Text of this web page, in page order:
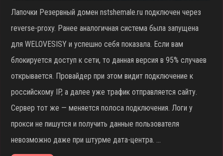
Лапочки Резервный домен nstshemale.ru подключен через
reverse-proxy. Ранее аналогичная система была запущена
для WELOVESISY и успешно себя показала. Если вам
блокируется доступ к сети, то данная версия в 95% случаев
открывается. Провайдер при этом видит подключение к
российскому IP, а далее уже трафик отправляется сайту.
Сервер тот же — меняется полоса подключения. Логи у
прокси не пишутся и получить данные пользователя
невозможно даже при штурме дата-центра. …